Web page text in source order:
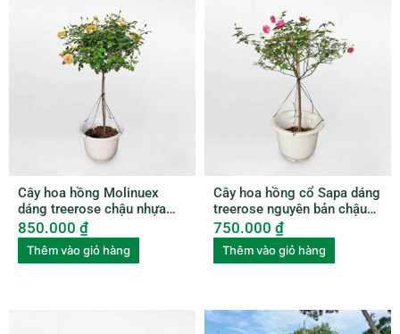
Cây hoa hồng Molinuex
dáng treerose chậu nhựa
ROSE004
850.000 ₫
Thêm vào giỏ hàng
Cây hoa hồng cổ Sapa dáng
treerose nguyên bản chậu
nhựa ROSE005
750.000 ₫
Thêm vào giỏ hàng